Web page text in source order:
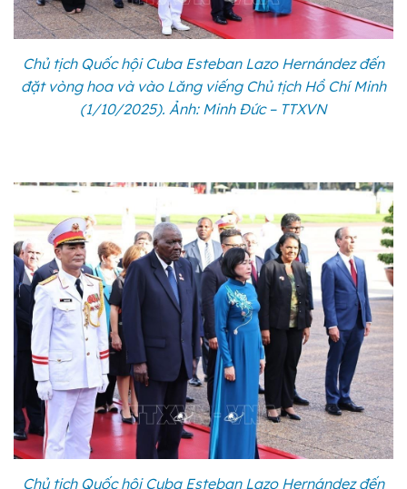
Chủ tịch Quốc hội Cuba Esteban Lazo Hernández đến
đặt vòng hoa và vào Lăng viếng Chủ tịch Hồ Chí Minh
(1/10/2025). Ảnh: Minh Đức – TTXVN
Chủ tịch Quốc hội Cuba Esteban Lazo Hernández đến